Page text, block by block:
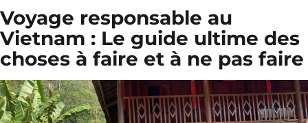
Voyage responsable au
Vietnam : Le guide ultime des
choses à faire et à ne pas faire